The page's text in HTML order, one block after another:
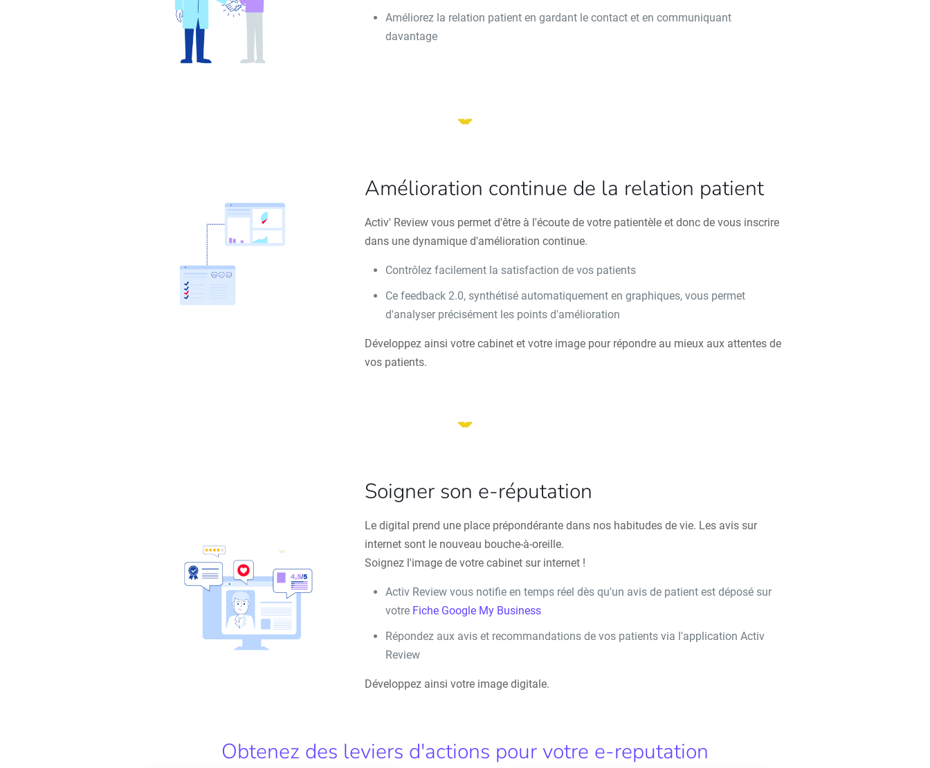
Améliorez la relation patient en gardant le contact et en communiquant
davantage
Amélioration continue de la relation patient
Activ' Review vous permet d'être à l'écoute de votre patientèle et donc de vous inscrire
dans une dynamique d'amélioration continue.
Contrôlez facilement la satisfaction de vos patients
Ce feedback 2.0, synthétisé automatiquement en graphiques, vous permet
d'analyser précisément les points d'amélioration
Développez ainsi votre cabinet et votre image pour répondre au mieux aux attentes de
vos patients.
Soigner son e-réputation
Le digital prend une place prépondérante dans nos habitudes de vie. Les avis sur
internet sont le nouveau bouche-à-oreille.
Soignez l'image de votre cabinet sur internet !
Activ Review vous notifie en temps réel dès qu'un avis de patient est déposé sur
votre Fiche Google My Business
Répondez aux avis et recommandations de vos patients via l'application Activ
Review
Développez ainsi votre image digitale.
Obtenez des leviers d'actions pour votre e-reputation